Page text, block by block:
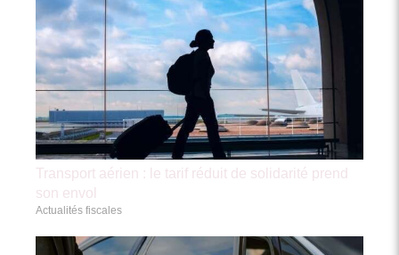
Transport aérien : le tarif réduit de solidarité prend
son envol
Actualités fiscales